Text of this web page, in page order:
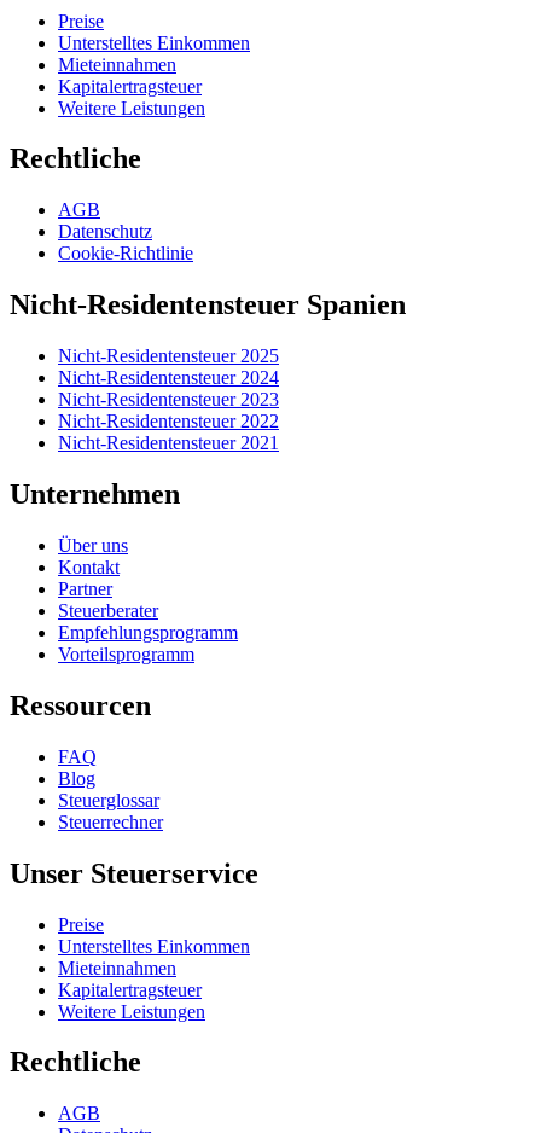
Preise
Unterstelltes Einkommen
Mieteinnahmen
Kapitalertragsteuer
Weitere Leistungen
Rechtliche
AGB
Datenschutz
Cookie-Richtlinie
Nicht-Residentensteuer Spanien
Nicht-Residentensteuer 2025
Nicht-Residentensteuer 2024
Nicht-Residentensteuer 2023
Nicht-Residentensteuer 2022
Nicht-Residentensteuer 2021
Unternehmen
Über uns
Kontakt
Partner
Steuerberater
Empfehlungsprogramm
Vorteilsprogramm
Ressourcen
FAQ
Blog
Steuerglossar
Steuerrechner
Unser Steuerservice
Preise
Unterstelltes Einkommen
Mieteinnahmen
Kapitalertragsteuer
Weitere Leistungen
Rechtliche
AGB